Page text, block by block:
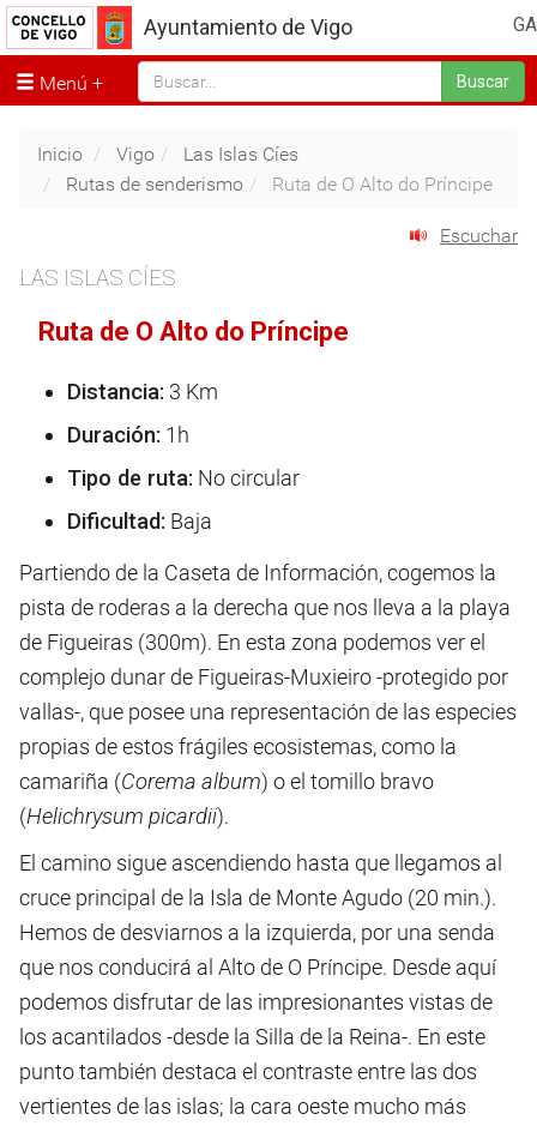
GA
Ayuntamiento de Vigo
Menú Buscar
Inicio Vigo
Las Islas Cíes
Rutas de senderismo
Ruta de O Alto do Príncipe
Escuchar
LAS ISLAS CÍES
Ruta de O Alto do Príncipe
Distancia: 3 Km
Duración: 1h
Tipo de ruta: No circular
Dificultad: Baja
Partiendo de la Caseta de Información, cogemos la
pista de roderas a la derecha que nos lleva a la playa
de Figueiras (300m). En esta zona podemos ver el
complejo dunar de Figueiras-Muxieiro -protegido por
vallas-, que posee una representación de las especies
propias de estos frágiles ecosistemas, como la
camariña (Corema album) o el tomillo bravo
(Helichrysum picardii).
El camino sigue ascendiendo hasta que llegamos al
cruce principal de la Isla de Monte Agudo (20 min.).
Hemos de desviarnos a la izquierda, por una senda
que nos conducirá al Alto de O Príncipe. Desde aquí
podemos disfrutar de las impresionantes vistas de
los acantilados -desde la Silla de la Reina-. En este
punto también destaca el contraste entre las dos
vertientes de las islas; la cara oeste mucho más